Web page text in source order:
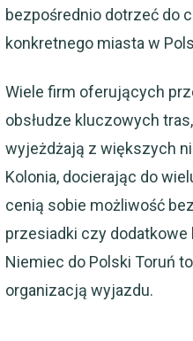
bezpośrednio dotrzeć do
konkretnego miasta w
Wiele firm oferujących
obsłudze kluczowych
wyjeżdżają z większych
Kolonia, docierając do
cenią sobie możliwość
przesiadki czy dodatkowe
Niemiec do Polski Toruń
organizacją wyjazdu.